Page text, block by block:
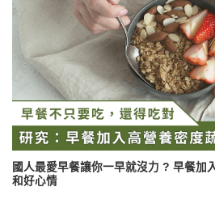
國人最愛早餐讓你一早就沒力 ? 早餐加
和好心情